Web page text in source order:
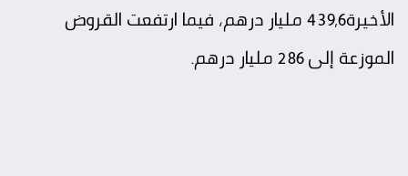
الأخيرة439,6 مليار درهم، فيما ارتفعت القروض
الموزعة إلى 286 مليار درهم.